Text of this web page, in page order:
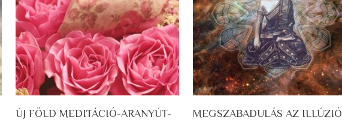
Kosárba Teszem
ÚJ FÖLD MEDITÁCIÓ-ARANYÚT-
Kosárba Teszem
MEGSZABADULÁS AZ ILLÚZIÓ